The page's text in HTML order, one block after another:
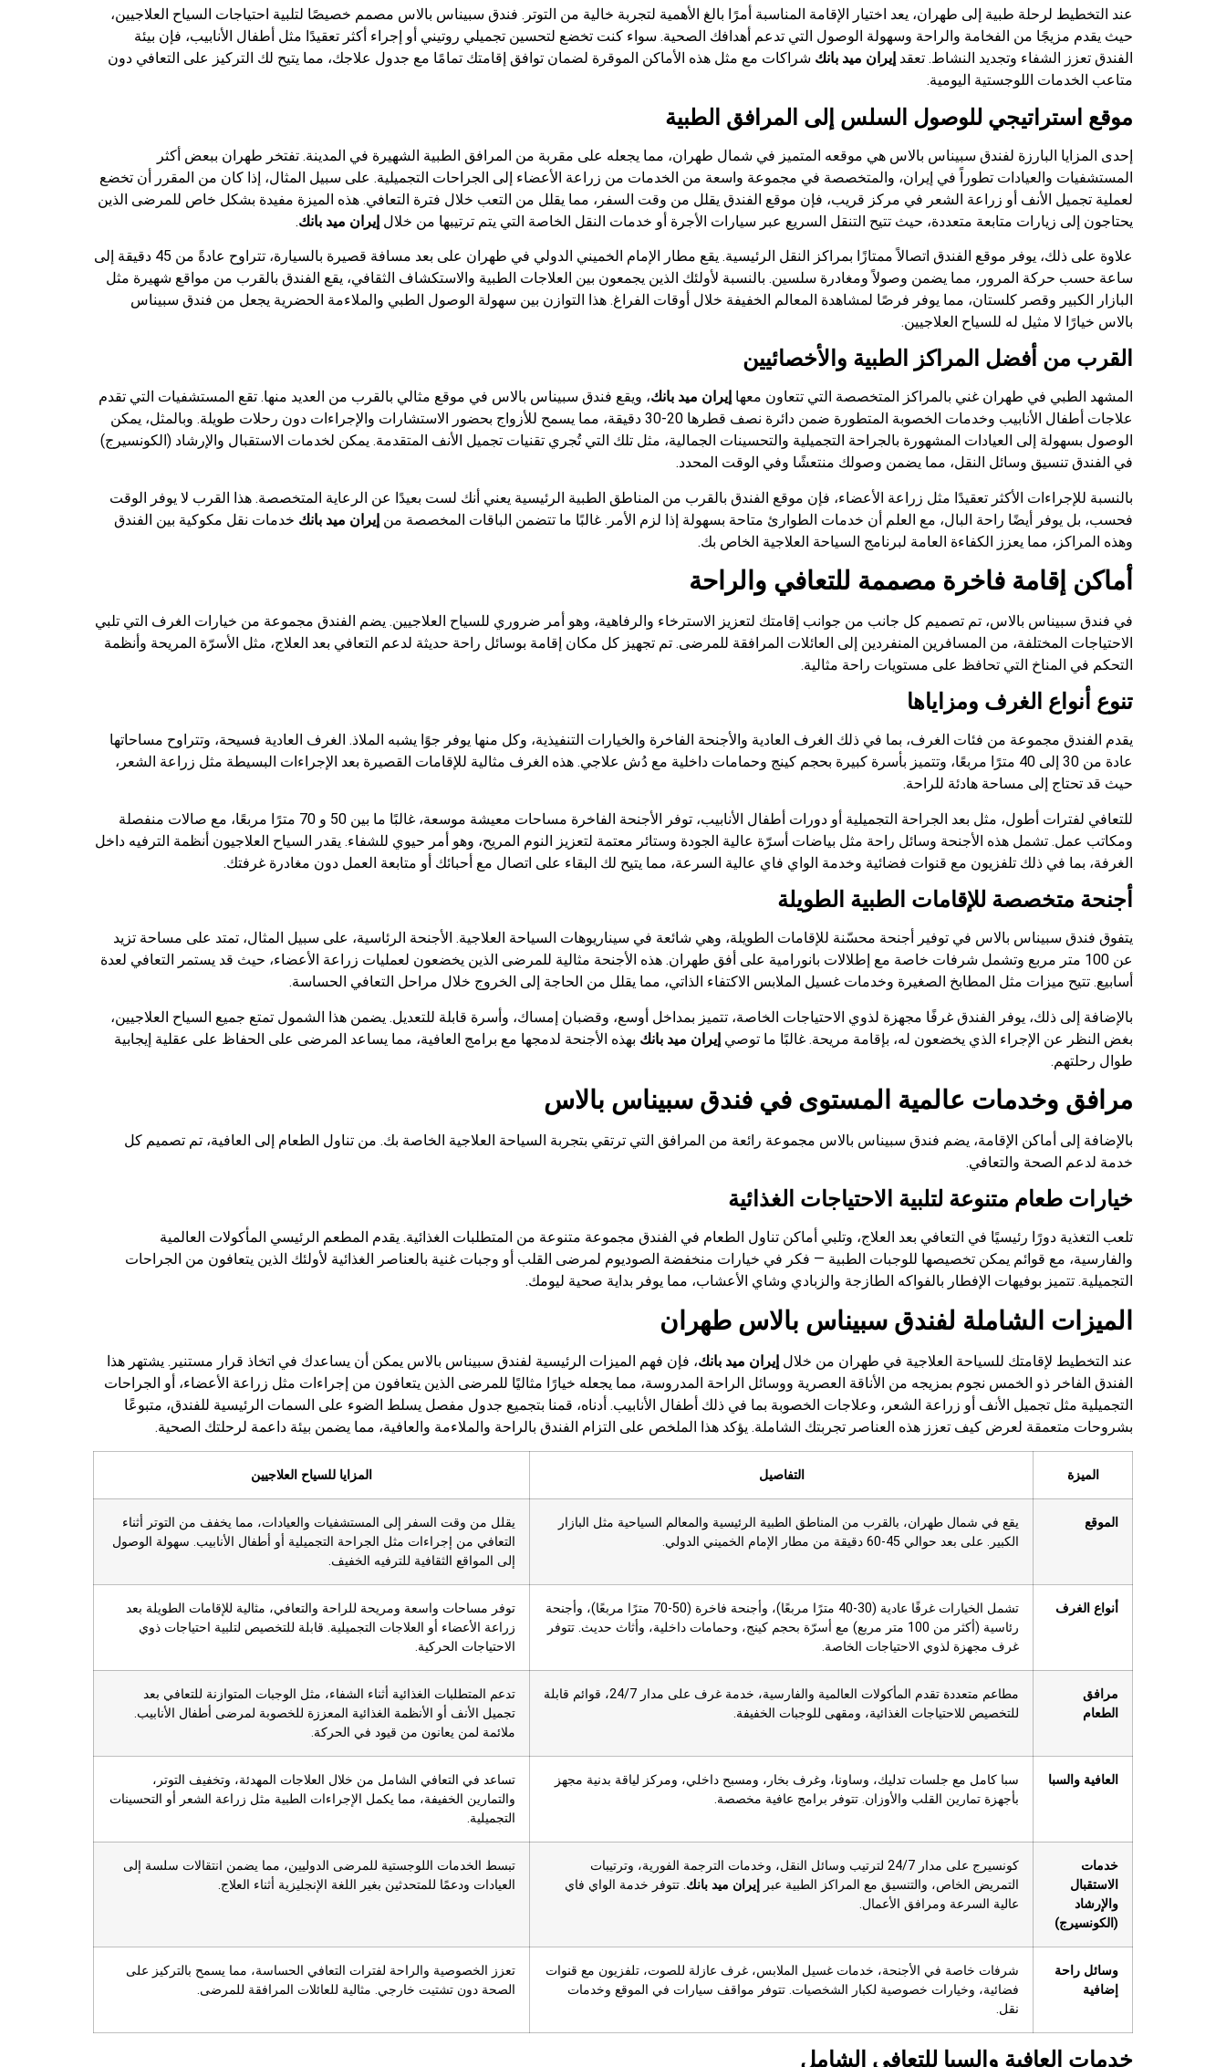
عند التخطيط لرحلة طبية إلى طهران، يعد اختيار الإقامة المناسبة أمرًا بالغ الأهمية لتجربة خالية من التوتر. فندق سبیناس بالاس مصمم خصيصًا لتلبية احتياجات السياح العلاجيين،
حيث يقدم مزيجًا من الفخامة والراحة وسهولة الوصول التي تدعم أهدافك الصحية. سواء كنت تخضع لتحسين تجميلي روتيني أو إجراء أكثر تعقيدًا مثل أطفال الأنابيب، فإن بيئة
الفندق تعزز الشفاء وتجديد النشاط. تعقد إيران ميد بانك شراكات مع مثل هذه الأماكن الموقرة لضمان توافق إقامتك تمامًا مع جدول علاجك، مما يتيح لك التركيز على التعافي دون
متاعب الخدمات اللوجستية اليومية.
موقع استراتيجي للوصول السلس إلى المرافق الطبية
إحدى المزايا البارزة لفندق سبیناس بالاس هي موقعه المتميز في شمال طهران، مما يجعله على مقربة من المرافق الطبية الشهيرة في المدينة. تفتخر طهران ببعض أكثر
المستشفيات والعيادات تطوراً في إيران، والمتخصصة في مجموعة واسعة من الخدمات من زراعة الأعضاء إلى الجراحات التجميلية. على سبيل المثال، إذا كان من المقرر أن تخضع
لعملية تجميل الأنف أو زراعة الشعر في مركز قريب، فإن موقع الفندق يقلل من وقت السفر، مما يقلل من التعب خلال فترة التعافي. هذه الميزة مفيدة بشكل خاص للمرضى الذين
يحتاجون إلى زيارات متابعة متعددة، حيث تتيح التنقل السريع عبر سيارات الأجرة أو خدمات النقل الخاصة التي يتم ترتيبها من خلال إيران ميد بانك.
علاوة على ذلك، يوفر موقع الفندق اتصالاً ممتازًا بمراكز النقل الرئيسية. يقع مطار الإمام الخميني الدولي في طهران على بعد مسافة قصيرة بالسيارة، تتراوح عادةً من 45 دقيقة إلى
ساعة حسب حركة المرور، مما يضمن وصولاً ومغادرة سلسين. بالنسبة لأولئك الذين يجمعون بين العلاجات الطبية والاستكشاف الثقافي، يقع الفندق بالقرب من مواقع شهيرة مثل
البازار الكبير وقصر كلستان، مما يوفر فرصًا لمشاهدة المعالم الخفيفة خلال أوقات الفراغ. هذا التوازن بين سهولة الوصول الطبي والملاءمة الحضرية يجعل من فندق سبیناس
بالاس خيارًا لا مثيل له للسياح العلاجيين.
القرب من أفضل المراكز الطبية والأخصائيين
المشهد الطبي في طهران غني بالمراكز المتخصصة التي تتعاون معها إيران ميد بانك، ويقع فندق سبیناس بالاس في موقع مثالي بالقرب من العديد منها. تقع المستشفيات التي تقدم
علاجات أطفال الأنابيب وخدمات الخصوبة المتطورة ضمن دائرة نصف قطرها 20-30 دقيقة، مما يسمح للأزواج بحضور الاستشارات والإجراءات دون رحلات طويلة. وبالمثل، يمكن
الوصول بسهولة إلى العيادات المشهورة بالجراحة التجميلية والتحسينات الجمالية، مثل تلك التي تُجري تقنيات تجميل الأنف المتقدمة. يمكن لخدمات الاستقبال والإرشاد (الكونسيرج)
في الفندق تنسيق وسائل النقل، مما يضمن وصولك منتعشًا وفي الوقت المحدد.
بالنسبة للإجراءات الأكثر تعقيدًا مثل زراعة الأعضاء، فإن موقع الفندق بالقرب من المناطق الطبية الرئيسية يعني أنك لست بعيدًا عن الرعاية المتخصصة. هذا القرب لا يوفر الوقت
فحسب، بل يوفر أيضًا راحة البال، مع العلم أن خدمات الطوارئ متاحة بسهولة إذا لزم الأمر. غالبًا ما تتضمن الباقات المخصصة من إيران ميد بانك خدمات نقل مكوكية بين الفندق
وهذه المراكز، مما يعزز الكفاءة العامة لبرنامج السياحة العلاجية الخاص بك.
أماكن إقامة فاخرة مصممة للتعافي والراحة
في فندق سبیناس بالاس، تم تصميم كل جانب من جوانب إقامتك لتعزيز الاسترخاء والرفاهية، وهو أمر ضروري للسياح العلاجيين. يضم الفندق مجموعة من خيارات الغرف التي تلبي
الاحتياجات المختلفة، من المسافرين المنفردين إلى العائلات المرافقة للمرضى. تم تجهيز كل مكان إقامة بوسائل راحة حديثة لدعم التعافي بعد العلاج، مثل الأسرّة المريحة وأنظمة
التحكم في المناخ التي تحافظ على مستويات راحة مثالية.
تنوع أنواع الغرف ومزاياها
يقدم الفندق مجموعة من فئات الغرف، بما في ذلك الغرف العادية والأجنحة الفاخرة والخيارات التنفيذية، وكل منها يوفر جوًا يشبه الملاذ. الغرف العادية فسيحة، وتتراوح مساحاتها
عادة من 30 إلى 40 مترًا مربعًا، وتتميز بأسرة كبيرة بحجم كينج وحمامات داخلية مع دُش علاجي. هذه الغرف مثالية للإقامات القصيرة بعد الإجراءات البسيطة مثل زراعة الشعر،
حيث قد تحتاج إلى مساحة هادئة للراحة.
للتعافي لفترات أطول، مثل بعد الجراحة التجميلية أو دورات أطفال الأنابيب، توفر الأجنحة الفاخرة مساحات معيشة موسعة، غالبًا ما بين 50 و 70 مترًا مربعًا، مع صالات منفصلة
ومكاتب عمل. تشمل هذه الأجنحة وسائل راحة مثل بياضات أسرّة عالية الجودة وستائر معتمة لتعزيز النوم المريح، وهو أمر حيوي للشفاء. يقدر السياح العلاجيون أنظمة الترفيه داخل
الغرفة، بما في ذلك تلفزيون مع قنوات فضائية وخدمة الواي فاي عالية السرعة، مما يتيح لك البقاء على اتصال مع أحبائك أو متابعة العمل دون مغادرة غرفتك.
أجنحة متخصصة للإقامات الطبية الطويلة
يتفوق فندق سبیناس بالاس في توفير أجنحة محسّنة للإقامات الطويلة، وهي شائعة في سيناريوهات السياحة العلاجية. الأجنحة الرئاسية، على سبيل المثال، تمتد على مساحة تزيد
عن 100 متر مربع وتشمل شرفات خاصة مع إطلالات بانورامية على أفق طهران. هذه الأجنحة مثالية للمرضى الذين يخضعون لعمليات زراعة الأعضاء، حيث قد يستمر التعافي لعدة
أسابيع. تتيح ميزات مثل المطابخ الصغيرة وخدمات غسيل الملابس الاكتفاء الذاتي، مما يقلل من الحاجة إلى الخروج خلال مراحل التعافي الحساسة.
بالإضافة إلى ذلك، يوفر الفندق غرفًا مجهزة لذوي الاحتياجات الخاصة، تتميز بمداخل أوسع، وقضبان إمساك، وأسرة قابلة للتعديل. يضمن هذا الشمول تمتع جميع السياح العلاجيين،
بغض النظر عن الإجراء الذي يخضعون له، بإقامة مريحة. غالبًا ما توصي إيران ميد بانك بهذه الأجنحة لدمجها مع برامج العافية، مما يساعد المرضى على الحفاظ على عقلية إيجابية
طوال رحلتهم.
مرافق وخدمات عالمية المستوى في فندق سبیناس بالاس
بالإضافة إلى أماكن الإقامة، يضم فندق سبیناس بالاس مجموعة رائعة من المرافق التي ترتقي بتجربة السياحة العلاجية الخاصة بك. من تناول الطعام إلى العافية، تم تصميم كل
خدمة لدعم الصحة والتعافي.
خيارات طعام متنوعة لتلبية الاحتياجات الغذائية
تلعب التغذية دورًا رئيسيًا في التعافي بعد العلاج، وتلبي أماكن تناول الطعام في الفندق مجموعة متنوعة من المتطلبات الغذائية. يقدم المطعم الرئيسي المأكولات العالمية
والفارسية، مع قوائم يمكن تخصيصها للوجبات الطبية — فكر في خيارات منخفضة الصوديوم لمرضى القلب أو وجبات غنية بالعناصر الغذائية لأولئك الذين يتعافون من الجراحات
التجميلية. تتميز بوفيهات الإفطار بالفواكه الطازجة والزبادي وشاي الأعشاب، مما يوفر بداية صحية ليومك.
الميزات الشاملة لفندق سبیناس بالاس طهران
عند التخطيط لإقامتك للسياحة العلاجية في طهران من خلال إيران ميد بانك، فإن فهم الميزات الرئيسية لفندق سبیناس بالاس يمكن أن يساعدك في اتخاذ قرار مستنير. يشتهر هذا
الفندق الفاخر ذو الخمس نجوم بمزيجه من الأناقة العصرية ووسائل الراحة المدروسة، مما يجعله خيارًا مثاليًا للمرضى الذين يتعافون من إجراءات مثل زراعة الأعضاء، أو الجراحات
التجميلية مثل تجميل الأنف أو زراعة الشعر، وعلاجات الخصوبة بما في ذلك أطفال الأنابيب. أدناه، قمنا بتجميع جدول مفصل يسلط الضوء على السمات الرئيسية للفندق، متبوعًا
بشروحات متعمقة لعرض كيف تعزز هذه العناصر تجربتك الشاملة. يؤكد هذا الملخص على التزام الفندق بالراحة والملاءمة والعافية، مما يضمن بيئة داعمة لرحلتك الصحية.
الميزة التفاصيل المزايا للسياح العلاجيين
الموقع
يقع في شمال طهران، بالقرب من المناطق الطبية الرئيسية والمعالم السياحية مثل البازار
الكبير. على بعد حوالي 45-60 دقيقة من مطار الإمام الخميني الدولي.
يقلل من وقت السفر إلى المستشفيات والعيادات، مما يخفف من التوتر أثناء
التعافي من إجراءات مثل الجراحة التجميلية أو أطفال الأنابيب. سهولة الوصول
إلى المواقع الثقافية للترفيه الخفيف.
أنواع الغرف
تشمل الخيارات غرفًا عادية (30-40 مترًا مربعًا)، وأجنحة فاخرة (50-70 مترًا مربعًا)، وأجنحة
رئاسية (أكثر من 100 متر مربع) مع أسرّة بحجم كينج، وحمامات داخلية، وأثاث حديث. تتوفر
غرف مجهزة لذوي الاحتياجات الخاصة.
توفر مساحات واسعة ومريحة للراحة والتعافي، مثالية للإقامات الطويلة بعد
زراعة الأعضاء أو العلاجات التجميلية. قابلة للتخصيص لتلبية احتياجات ذوي
الاحتياجات الحركية.
مرافق
الطعام
مطاعم متعددة تقدم المأكولات العالمية والفارسية، خدمة غرف على مدار 24/7، قوائم قابلة
للتخصيص للاحتياجات الغذائية، ومقهى للوجبات الخفيفة.
تدعم المتطلبات الغذائية أثناء الشفاء، مثل الوجبات المتوازنة للتعافي بعد
تجميل الأنف أو الأنظمة الغذائية المعززة للخصوبة لمرضى أطفال الأنابيب.
ملائمة لمن يعانون من قيود في الحركة.
العافية والسبا
سبا كامل مع جلسات تدليك، وساونا، وغرف بخار، ومسبح داخلي، ومركز لياقة بدنية مجهز
بأجهزة تمارين القلب والأوزان. تتوفر برامج عافية مخصصة.
تساعد في التعافي الشامل من خلال العلاجات المهدئة، وتخفيف التوتر،
والتمارين الخفيفة، مما يكمل الإجراءات الطبية مثل زراعة الشعر أو التحسينات
التجميلية.
خدمات
الاستقبال
والإرشاد
(الكونسيرج)
كونسيرج على مدار 24/7 لترتيب وسائل النقل، وخدمات الترجمة الفورية، وترتيبات
التمريض الخاص، والتنسيق مع المراكز الطبية عبر
إيران ميد بانك. تتوفر خدمة الواي فاي
عالية السرعة ومرافق الأعمال.
تبسط الخدمات اللوجستية للمرضى الدوليين، مما يضمن انتقالات سلسة إلى
العيادات ودعمًا للمتحدثين بغير اللغة الإنجليزية أثناء العلاج.
وسائل راحة
إضافية
شرفات خاصة في الأجنحة، خدمات غسيل الملابس، غرف عازلة للصوت، تلفزيون مع قنوات
فضائية، وخيارات خصوصية لكبار الشخصيات. تتوفر مواقف سيارات في الموقع وخدمات
نقل.
تعزز الخصوصية والراحة لفترات التعافي الحساسة، مما يسمح بالتركيز على
الصحة دون تشتيت خارجي. مثالية للعائلات المرافقة للمرضى.
خدمات العافية والسبا للتعافي الشامل